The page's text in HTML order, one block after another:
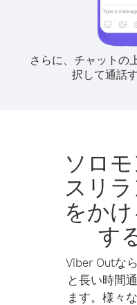
さらに、チャットの
択して通話
ソロ
スリ
をか
す
Viber Outな
と長い時間
ます。様々